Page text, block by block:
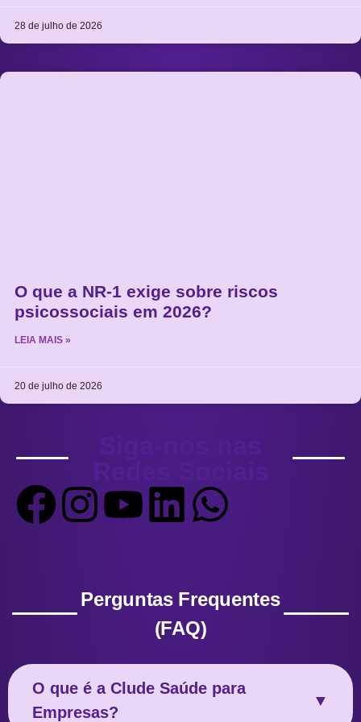
28 de julho de 2026
O que a NR-1 exige sobre riscos
psicossociais em 2026?
LEIA MAIS »
20 de julho de 2026
Perguntas Frequentes
(FAQ)
O que é a Clude Saúde para
Empresas?
▼